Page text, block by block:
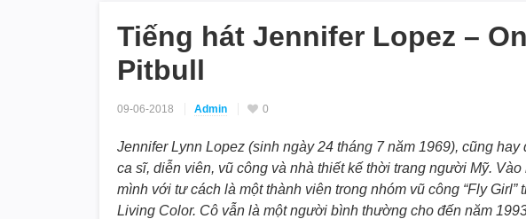
Tiếng hát Jennifer Lopez –
Pitbull
09-06-2018 Admin 0
Jennifer Lynn Lopez (sinh ngày 24 tháng 7 năm 1969), cũng
ca sĩ, diễn viên, vũ công và nhà thiết kế thời trang người Mỹ.
mình với tư cách là một thành viên trong nhóm vũ công “Fly
Living Color. Cô vẫn là một người bình thường cho đến năm